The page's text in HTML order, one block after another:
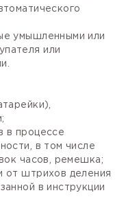
умышленными или
или
в процессе
в том числе
часов, ремешка;
от штрихов деления
в инструкции